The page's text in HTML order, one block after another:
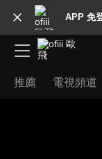
APP 免
推薦 電視頻道